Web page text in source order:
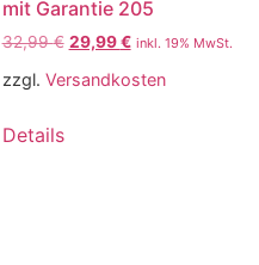
mit Garantie 205
32,99€ 29,99€ inkl. 19% MwSt.
zzgl. Versandkosten
Details